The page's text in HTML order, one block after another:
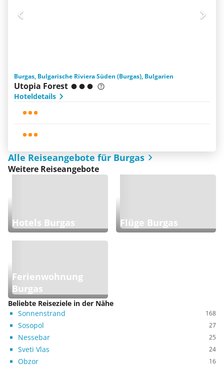
Burgas, Bulgarische Riviera Süden (Burgas), Bulgarien
Utopia Forest
Hoteldetails
Alle Reiseangebote für Burgas
Weitere Reiseangebote
Hotels Burgas Flüge Burgas
Ferienwohnung
Burgas
Beliebte Reiseziele in der Nähe
Sonnenstrand
168
Sosopol 27
Nessebar 25
Sveti Vlas 24
Obzor 16